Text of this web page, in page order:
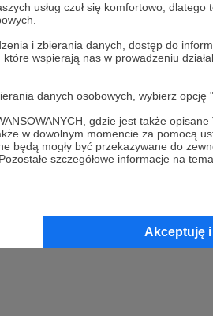
usług czuł się komfortowo,
i zbierania danych, dostęp do
wspierają nas w prowadzeniu
danych osobowych, wybierz opcję
gdzie jest także
w dowolnym momencie za pomocą
będą mogły być przekazywane do
szczegółowe informacje na
Akceptuję
MCN Patronite
Suppi.pl